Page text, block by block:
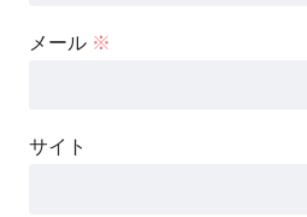
メール ※
サイト